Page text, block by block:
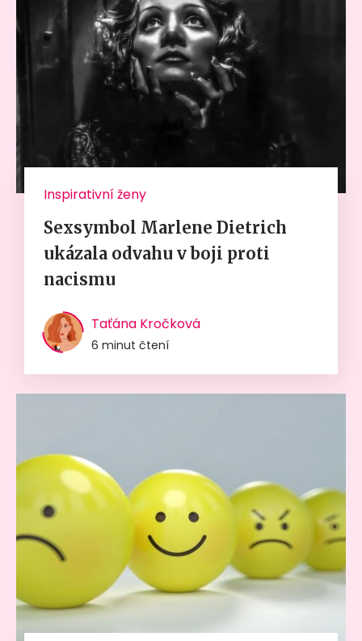
Inspirativní ženy
Sexsymbol Marlene Dietrich
ukázala odvahu v boji proti
nacismu
Taťána Kročková
6 minut čtení